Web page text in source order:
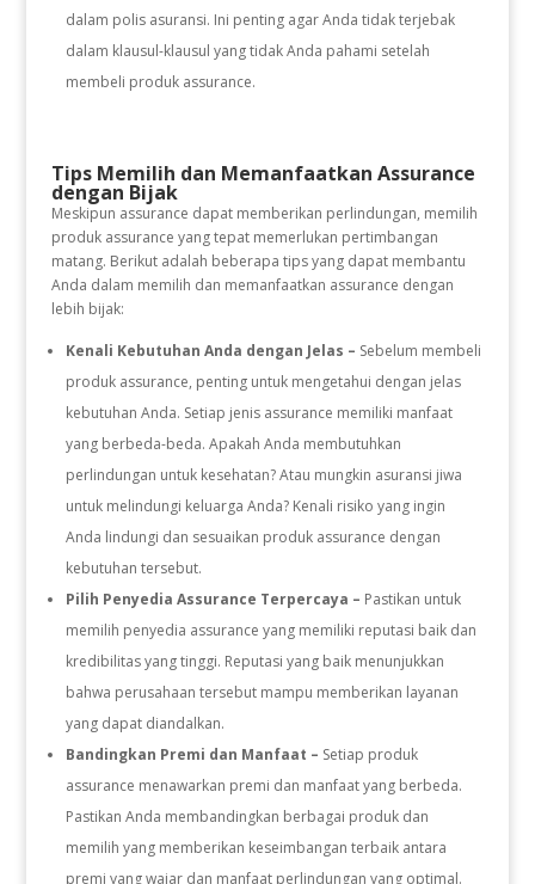
dalam polis asuransi. Ini penting agar Anda tidak terjebak
dalam klausul-klausul yang tidak Anda pahami setelah
membeli produk assurance.
Tips Memilih dan Memanfaatkan Assurance
dengan Bijak
Meskipun assurance dapat memberikan perlindungan, memilih
produk assurance yang tepat memerlukan pertimbangan
matang. Berikut adalah beberapa tips yang dapat membantu
Anda dalam memilih dan memanfaatkan assurance dengan
lebih bijak:
Kenali Kebutuhan Anda dengan Jelas – Sebelum membeli
produk assurance, penting untuk mengetahui dengan jelas
kebutuhan Anda. Setiap jenis assurance memiliki manfaat
yang berbeda-beda. Apakah Anda membutuhkan
perlindungan untuk kesehatan? Atau mungkin asuransi jiwa
untuk melindungi keluarga Anda? Kenali risiko yang ingin
Anda lindungi dan sesuaikan produk assurance dengan
kebutuhan tersebut.
Pilih Penyedia Assurance Terpercaya – Pastikan untuk
memilih penyedia assurance yang memiliki reputasi baik dan
kredibilitas yang tinggi. Reputasi yang baik menunjukkan
bahwa perusahaan tersebut mampu memberikan layanan
yang dapat diandalkan.
Bandingkan Premi dan Manfaat – Setiap produk
assurance menawarkan premi dan manfaat yang berbeda.
Pastikan Anda membandingkan berbagai produk dan
memilih yang memberikan keseimbangan terbaik antara
premi yang wajar dan manfaat perlindungan yang optimal.